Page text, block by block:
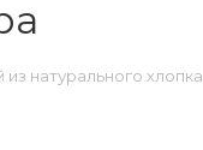
натурального хлопка